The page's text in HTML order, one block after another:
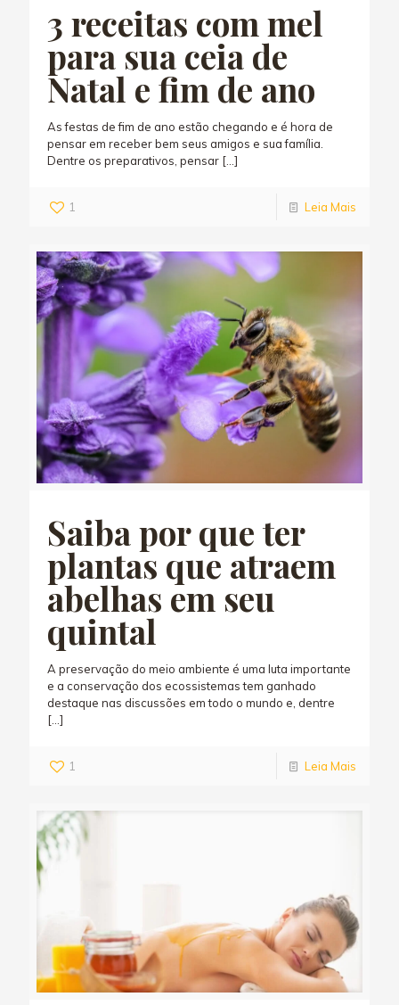
3 receitas com mel
para sua ceia de
Natal e fim de ano
As festas de fim de ano estão chegando e é hora de
pensar em receber bem seus amigos e sua família.
Dentre os preparativos, pensar […]
1 Leia Mais
Saiba por que ter
plantas que atraem
abelhas em seu
quintal
A preservação do meio ambiente é uma luta importante
e a conservação dos ecossistemas tem ganhado
destaque nas discussões em todo o mundo e, dentre
[…]
1 Leia Mais